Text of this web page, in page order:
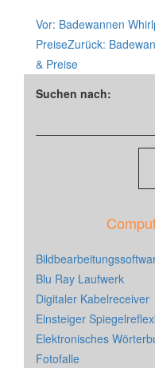
Vor: Badewannen
PreiseZurück:
& Preise
Suchen nach:
Blu Ray Laufwerk
Digitaler Kabelreceiver
Einsteiger
Elektronisches
Fotofalle